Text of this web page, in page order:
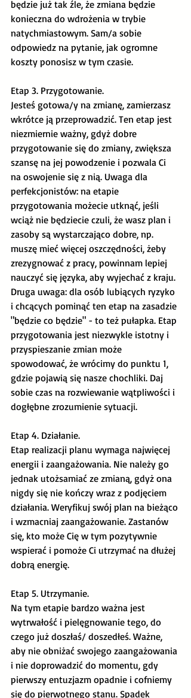
będzie już tak źle, że zmiana będzie
konieczna do wdrożenia w trybie
natychmiastowym. Sam/a sobie
odpowiedz na pytanie, jak ogromne
koszty ponosisz w tym czasie.
Etap 3. Przygotowanie.
Jesteś gotowa/y na zmianę, zamierzasz
wkrótce ją przeprowadzić. Ten etap jest
niezmiernie ważny, gdyż dobre
przygotowanie się do zmiany, zwiększa
szansę na jej powodzenie i pozwala Ci
na oswojenie się z nią. Uwaga dla
perfekcjonistów: na etapie
przygotowania możecie utknąć, jeśli
wciąż nie będziecie czuli, że wasz plan i
zasoby są wystarczająco dobre, np.
muszę mieć więcej oszczędności, żeby
zrezygnować z pracy, powinnam lepiej
nauczyć się języka, aby wyjechać z kraju.
Druga uwaga: dla osób lubiących ryzyko
i chcących pominąć ten etap na zasadzie
"będzie co będzie" - to też pułapka. Etap
przygotowania jest niezwykle istotny i
przyspieszanie zmian może
spowodować, że wrócimy do punktu 1,
gdzie pojawią się nasze chochliki. Daj
sobie czas na rozwiewanie wątpliwości i
dogłębne zrozumienie sytuacji.
Etap 4. Działanie.
Etap realizacji planu wymaga najwięcej
energii i zaangażowania. Nie należy go
jednak utożsamiać ze zmianą, gdyż ona
nigdy się nie kończy wraz z podjęciem
działania. Weryfikuj swój plan na bieżąco
i wzmacniaj zaangażowanie. Zastanów
się, kto może Cię w tym pozytywnie
wspierać i pomoże Ci utrzymać na dłużej
dobrą energię.
Etap 5. Utrzymanie.
Na tym etapie bardzo ważna jest
wytrwałość i pielęgnowanie tego, do
czego już doszłaś/ doszedłeś. Ważne,
aby nie obniżać swojego zaangażowania
i nie doprowadzić do momentu, gdy
pierwszy entuzjazm opadnie i cofniemy
się do pierwotnego stanu. Spadek